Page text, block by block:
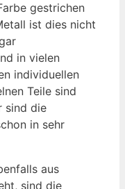
gestrichen
ist dies nicht
in vielen
individuellen
Teile sind
sind die
in sehr
aus
sind die